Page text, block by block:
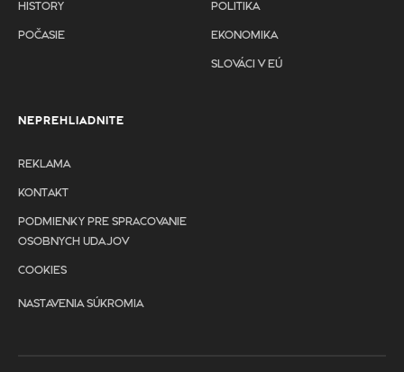
HISTORY
POČASIE
POLITIKA
EKONOMIKA
SLOVÁCI V EÚ
NEPREHLIADNITE
REKLAMA
KONTAKT
PODMIENKY PRE SPRACOVANIE
OSOBNYCH UDAJOV
COOKIES
NASTAVENIA SÚKROMIA